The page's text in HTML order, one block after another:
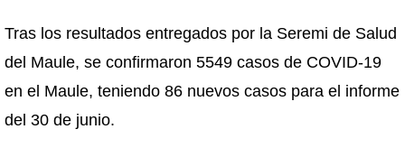
Tras los resultados entregados por la Seremi de Salud
del Maule, se confirmaron 5549 casos de COVID-19
en el Maule, teniendo 86 nuevos casos para el informe
del 30 de junio.